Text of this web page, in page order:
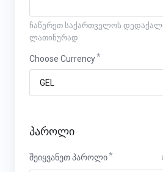
ჩაწერეთ საქართველოს
ლათინურად
Choose Currency
პაროლი
შეიყვანეთ პაროლი